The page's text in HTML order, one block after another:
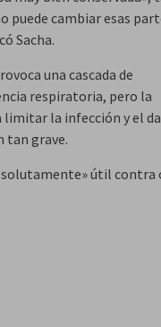
puede cambiar esas
Sacha.
una cascada de
respiratoria, pero la
limitar la infección y el
tan grave.
útil contra